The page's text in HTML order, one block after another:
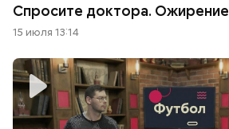
Спросите доктора. Ожирение
15 июля 13:14